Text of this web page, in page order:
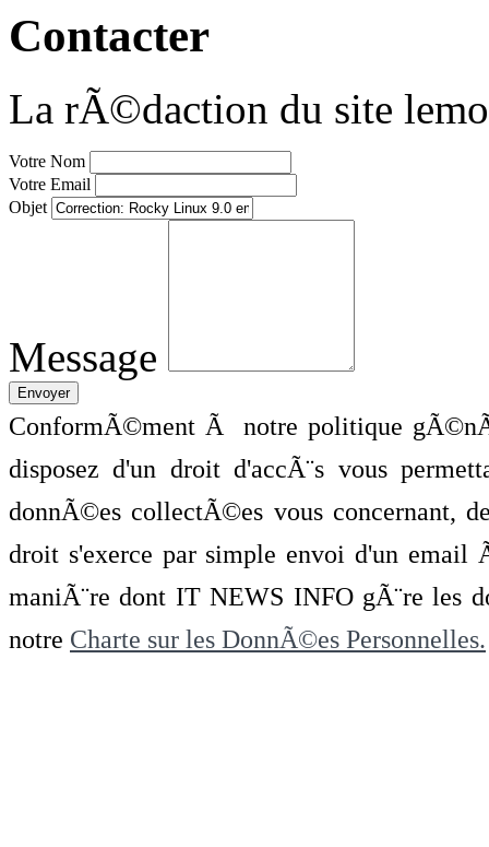
Contacter
La rÃ©daction du site
Votre Nom
Votre Email
Objet
Message
ConformÃ©ment Ã notre politique
disposez d'un droit d'accÃ¨s vous
donnÃ©es collectÃ©es vous concernant,
droit s'exerce par simple envoi d'un
maniÃ¨re dont IT NEWS INFO gÃ¨re les
notre Charte sur les DonnÃ©es Personnelles.